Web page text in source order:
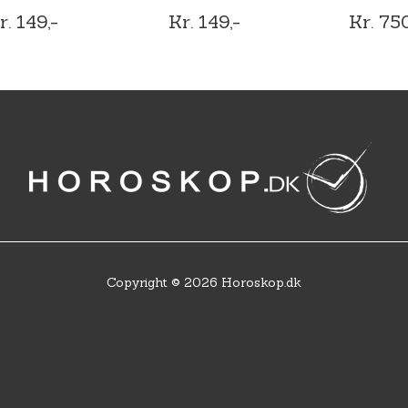
149,- Kr. 149,- Kr.
Copyright © 2026 Horoskop.dk